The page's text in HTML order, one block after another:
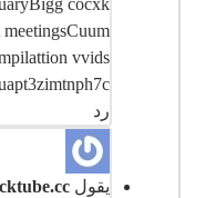
vvids
رد
يقول